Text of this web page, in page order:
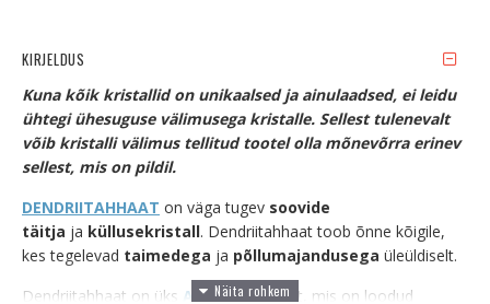
KIRJELDUS
Kuna kõik kristallid on unikaalsed ja ainulaadsed, ei leidu
ühtegi ühesuguse välimusega kristalle. Sellest tulenevalt
võib kristalli välimus tellitud tootel olla mõnevõrra erinev
sellest, mis on pildil.
DENDRIITAHHAAT on väga tugev soovide
täitja ja küllusekristall. Dendriitahhaat toob õnne kõigile,
kes tegelevad taimedega ja põllumajandusega üleüldiselt.
Dendriitahhaat on üks Ahhaadiliikidest, mis on loodud